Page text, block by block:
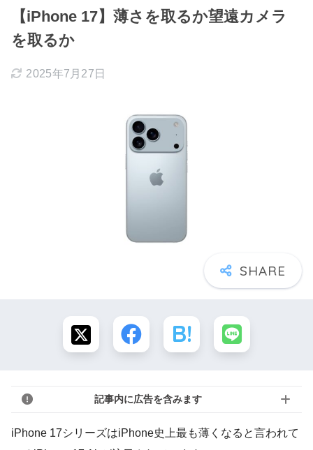
【iPhone 17】薄さを取るか望遠カメラ
を取るか
2025年7月27日
記事内に広告を含みます
iPhone 17シリーズはiPhone史上最も薄くなると言われて